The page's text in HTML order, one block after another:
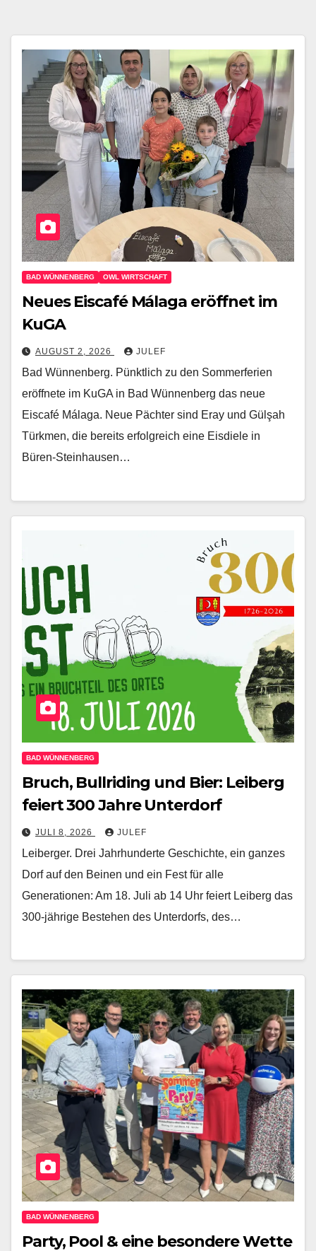
BAD WÜNNENBERG OWL WIRTSCHAFT
Neues Eiscafé Málaga eröffnet im
KuGA
AUGUST 2, 2026 JULEF
Bad Wünnenberg. Pünktlich zu den Sommerferien
eröffnete im KuGA in Bad Wünnenberg das neue
Eiscafé Málaga. Neue Pächter sind Eray und Gülşah
Türkmen, die bereits erfolgreich eine Eisdiele in
Büren-Steinhausen…
BAD WÜNNENBERG
Bruch, Bullriding und Bier: Leiberg
feiert 300 Jahre Unterdorf
JULI 8, 2026 JULEF
Leiberger. Drei Jahrhunderte Geschichte, ein ganzes
Dorf auf den Beinen und ein Fest für alle
Generationen: Am 18. Juli ab 14 Uhr feiert Leiberg das
300-jährige Bestehen des Unterdorfs, des…
BAD WÜNNENBERG
Party, Pool & eine besondere Wette